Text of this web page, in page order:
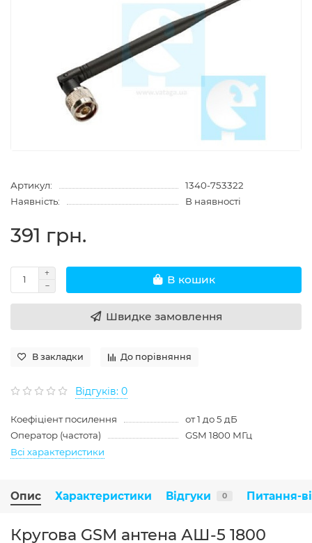
Артикул:
1340-753322
Наявність:
В наявності
391 грн.
В кошик
Швидке замовлення
В закладки До порівняння
Відгуків: 0
Коефіціент посилення
от 1 до 5 дБ
Оператор (частота)
GSM 1800 МГц
Всі характеристики
Опис Характеристики Відгуки 0 Питання-
Кругова GSM антена АШ-5 1800